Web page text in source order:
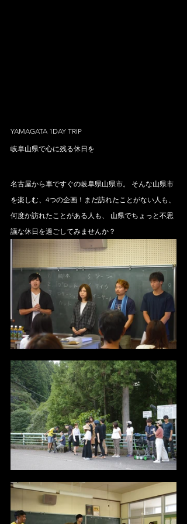
YAMAGATA 1DAY TRIP
岐阜山県で心に残る休日を
名古屋から車ですぐの岐阜県山県市。 そんな山県市
を楽しむ、4つの企画！まだ訪れたことがない人も、
何度か訪れたことがある人も、 山県でちょっと不思
議な休日を過ごしてみませんか？